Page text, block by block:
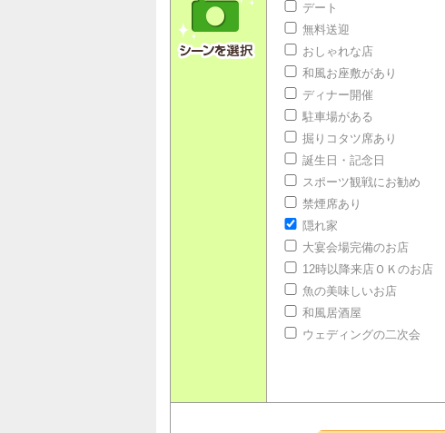
デート
無料送迎
おしゃれな店
和風お座敷があり
ディナー開催
駐車場がある
掘りコタツ席あり
誕生日・記念日
スポーツ観戦にお勧め
禁煙席あり
隠れ家
大宴会場完備のお店
12時以降来店ＯＫのお店
魚の美味しいお店
和風居酒屋
ウェディングの二次会